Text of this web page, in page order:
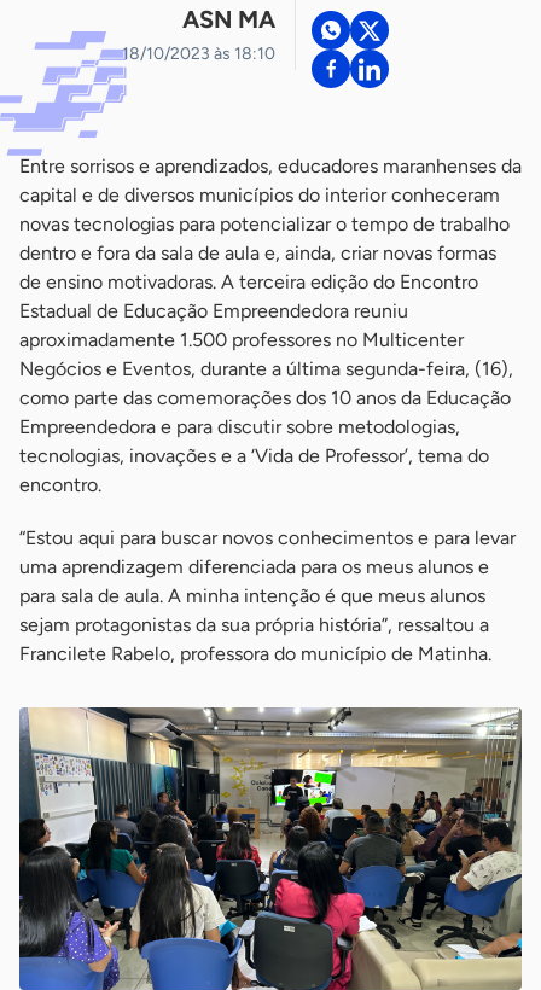
ASN MA
18/10/2023 às 18:10
Entre sorrisos e aprendizados, educadores maranhenses da
capital e de diversos municípios do interior conheceram
novas tecnologias para potencializar o tempo de trabalho
dentro e fora da sala de aula e, ainda, criar novas formas
de ensino motivadoras. A terceira edição do Encontro
Estadual de Educação Empreendedora reuniu
aproximadamente 1.500 professores no Multicenter
Negócios e Eventos, durante a última segunda-feira, (16),
como parte das comemorações dos 10 anos da Educação
Empreendedora e para discutir sobre metodologias,
tecnologias, inovações e a ‘Vida de Professor’, tema do
encontro.
“Estou aqui para buscar novos conhecimentos e para levar
uma aprendizagem diferenciada para os meus alunos e
para sala de aula. A minha intenção é que meus alunos
sejam protagonistas da sua própria história”, ressaltou a
Francilete Rabelo, professora do município de Matinha.